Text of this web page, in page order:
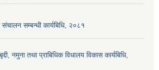
सम्बन्धी कार्यबिधि, २०८१
नमुना तथा प्राबिधिक विधालय विकास कार्यबिधि,